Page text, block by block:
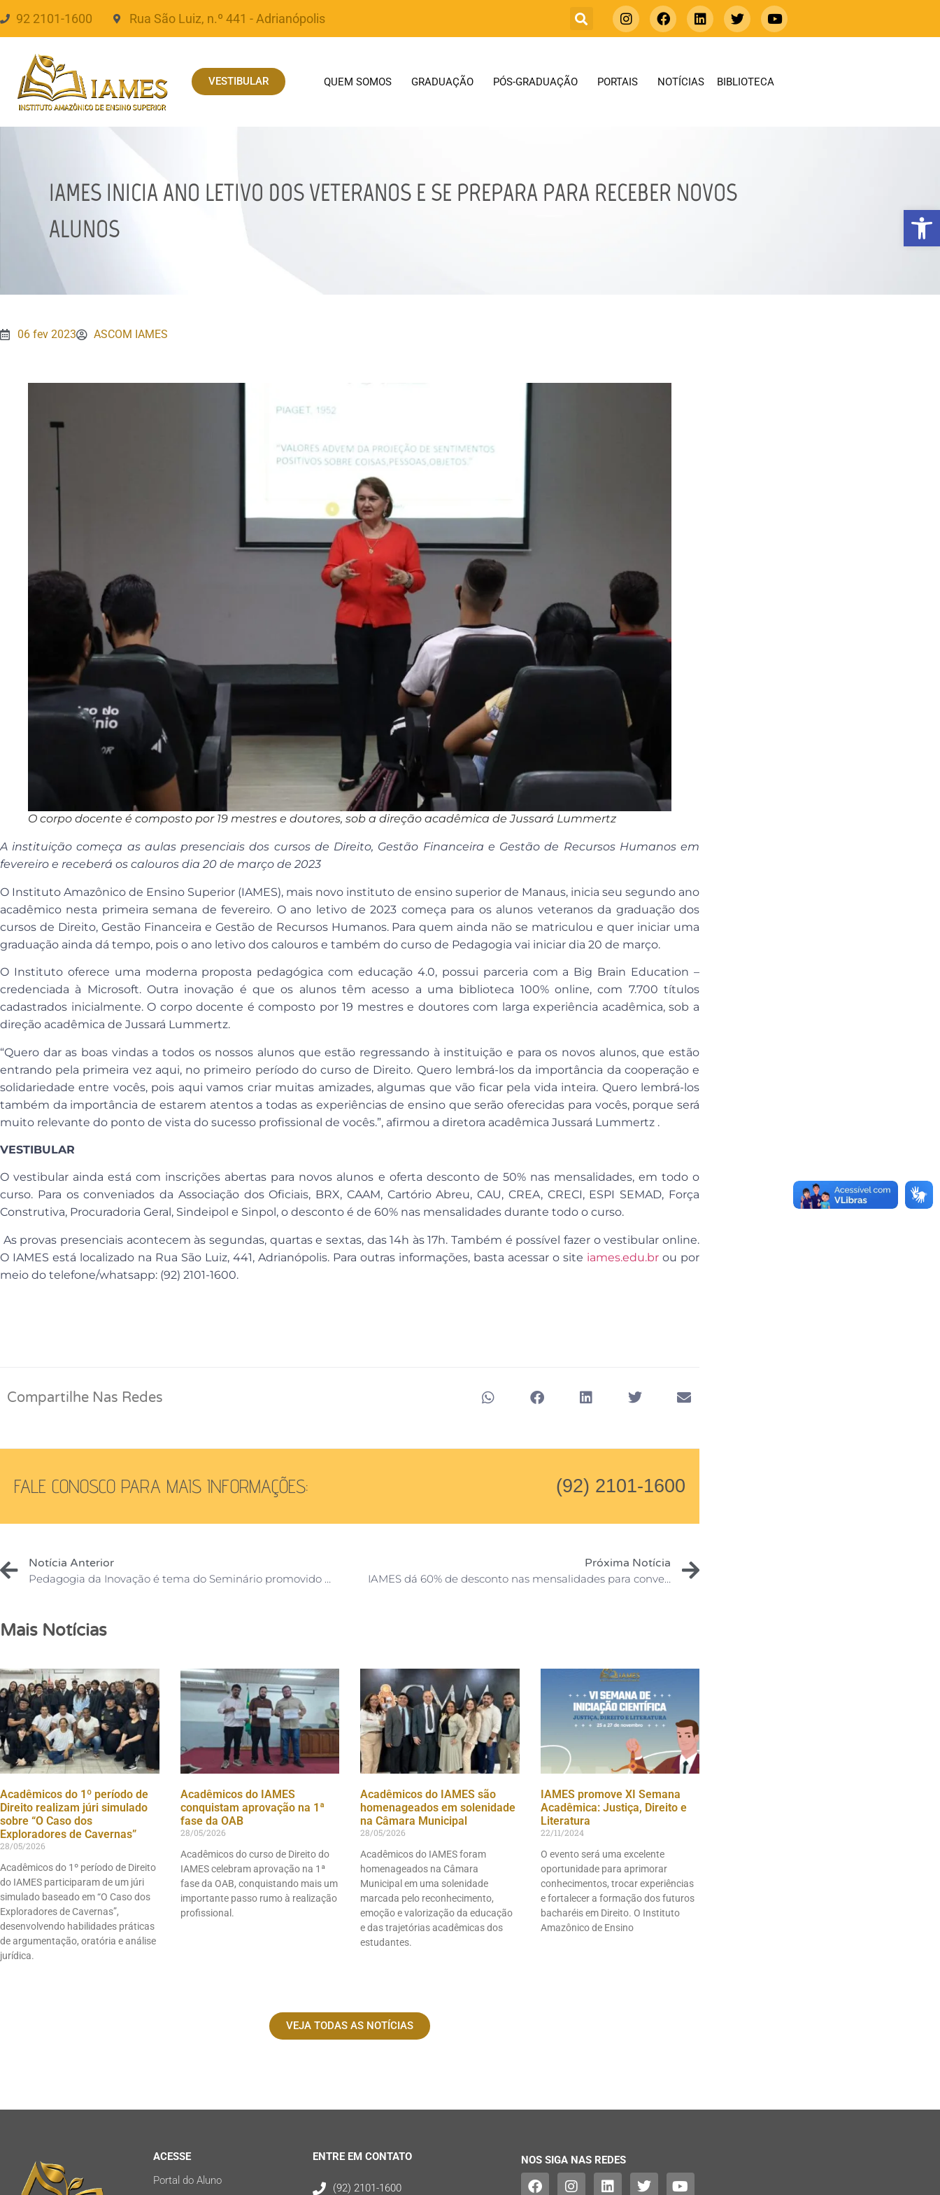
Abrir
92 2101-1600 Rua São Luiz, n.º 441 - Adrianópolis
VESTIBULAR QUEM SOMOS GRADUAÇÃO PÓS-GRADUAÇÃO PORTAIS NOTÍCIAS BIBLIOTECA
IAMES INICIA ANO LETIVO DOS VETERANOS E SE PREPARA PARA RECEBER NOVOS
ALUNOS
06 fev 2023 ASCOM IAMES
O corpo docente é composto por 19 mestres e doutores, sob a direção acadêmica de Jussará Lummertz
A instituição começa as aulas presenciais dos cursos de Direito, Gestão Financeira e Gestão de Recursos Humanos em
fevereiro e receberá os calouros dia 20 de março de 2023
O Instituto Amazônico de Ensino Superior (IAMES), mais novo instituto de ensino superior de Manaus, inicia seu segundo ano
acadêmico nesta primeira semana de fevereiro. O ano letivo de 2023 começa para os alunos veteranos da graduação dos
cursos de Direito, Gestão Financeira e Gestão de Recursos Humanos. Para quem ainda não se matriculou e quer iniciar uma
graduação ainda dá tempo, pois o ano letivo dos calouros e também do curso de Pedagogia vai iniciar dia 20 de março.
O Instituto oferece uma moderna proposta pedagógica com educação 4.0, possui parceria com a Big Brain Education –
credenciada à Microsoft. Outra inovação é que os alunos têm acesso a uma biblioteca 100% online, com 7.700 títulos
cadastrados inicialmente. O corpo docente é composto por 19 mestres e doutores com larga experiência acadêmica, sob a
direção acadêmica de Jussará Lummertz.
“Quero dar as boas vindas a todos os nossos alunos que estão regressando à instituição e para os novos alunos, que estão
entrando pela primeira vez aqui, no primeiro período do curso de Direito. Quero lembrá-los da importância da cooperação e
solidariedade entre vocês, pois aqui vamos criar muitas amizades, algumas que vão ficar pela vida inteira. Quero lembrá-los
também da importância de estarem atentos a todas as experiências de ensino que serão oferecidas para vocês, porque será
muito relevante do ponto de vista do sucesso profissional de vocês.”, afirmou a diretora acadêmica Jussará Lummertz .
VESTIBULAR
O vestibular ainda está com inscrições abertas para novos alunos e oferta desconto de 50% nas mensalidades, em todo o
curso. Para os conveniados da Associação dos Oficiais, BRX, CAAM, Cartório Abreu, CAU, CREA, CRECI, ESPI SEMAD, Força
Construtiva, Procuradoria Geral, Sindeipol e Sinpol, o desconto é de 60% nas mensalidades durante todo o curso.
As provas presenciais acontecem às segundas, quartas e sextas, das 14h às 17h. Também é possível fazer o vestibular online.
O IAMES está localizado na Rua São Luiz, 441, Adrianópolis. Para outras informações, basta acessar o site iames.edu.br ou por
meio do telefone/whatsapp: (92) 2101-1600.
Compartilhe Nas Redes
FALE CONOSCO PARA MAIS INFORMAÇÕES: (92) 2101-1600
Notícia Anterior
Pedagogia da Inovação é tema do Seminário promovido pelo IAMES, com palestrante da UCS
Próxima Notícia
IAMES dá 60% de desconto nas mensalidades para conveniados
Mais Notícias
Acadêmicos do 1º período de
Direito realizam júri simulado
sobre “O Caso dos
Exploradores de Cavernas”
28/05/2026
Acadêmicos do 1º período de Direito
do IAMES participaram de um júri
simulado baseado em “O Caso dos
Exploradores de Cavernas”,
desenvolvendo habilidades práticas
de argumentação, oratória e análise
jurídica.
Acadêmicos do IAMES
conquistam aprovação na 1ª
fase da OAB
28/05/2026
Acadêmicos do curso de Direito do
IAMES celebram aprovação na 1ª
fase da OAB, conquistando mais um
importante passo rumo à realização
profissional.
Acadêmicos do IAMES são
homenageados em solenidade
na Câmara Municipal
28/05/2026
Acadêmicos do IAMES foram
homenageados na Câmara
Municipal em uma solenidade
marcada pelo reconhecimento,
emoção e valorização da educação
e das trajetórias acadêmicas dos
estudantes.
IAMES promove XI Semana
Acadêmica: Justiça, Direito e
Literatura
22/11/2024
O evento será uma excelente
oportunidade para aprimorar
conhecimentos, trocar experiências
e fortalecer a formação dos futuros
bacharéis em Direito. O Instituto
Amazônico de Ensino
VEJA TODAS AS NOTÍCIAS
ACESSE
Portal do Aluno
ENTRE EM CONTATO
(92) 2101-1600
NOS SIGA NAS REDES